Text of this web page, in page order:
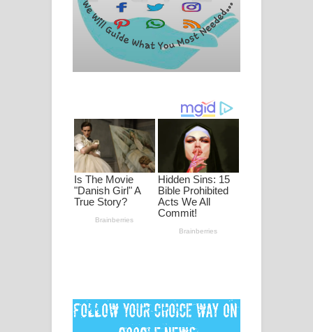
ගීතයේ පද පෙළ
Ankeliya Song Lyrics - අංකෙළිය ගීතයේ
පද පෙළ
ගීතයේ පද පෙළ
MANAMALA KATHA Song Lyrics -
මනමාල කතා ගීතයේ පද පෙළ
Dai Dai Lyrics - Shakira, Burna Boy |
අම්මා ගීතයේ පද පෙළ
Gemak Deela Song Lyrics - ගේමක් දීලා